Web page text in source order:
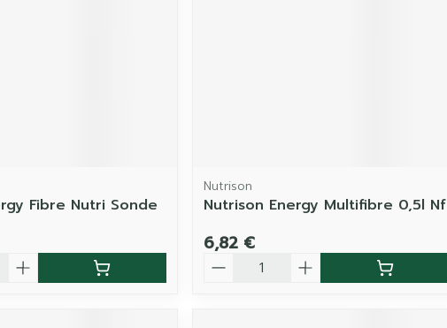
Fibre Nutri Sonde
Nutrison
Nutrison Energy Multifibre 0,5l Nf
6,82 €
Quantité